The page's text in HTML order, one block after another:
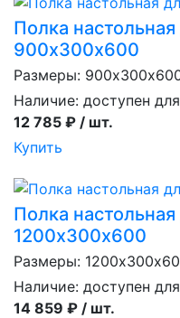
Полка
900х300х600
Размеры:
Наличие: доступен
12 785 ₽ / шт.
Купить
Полка
1200х300х600
Размеры:
Наличие: доступен
14 859 ₽ / шт.